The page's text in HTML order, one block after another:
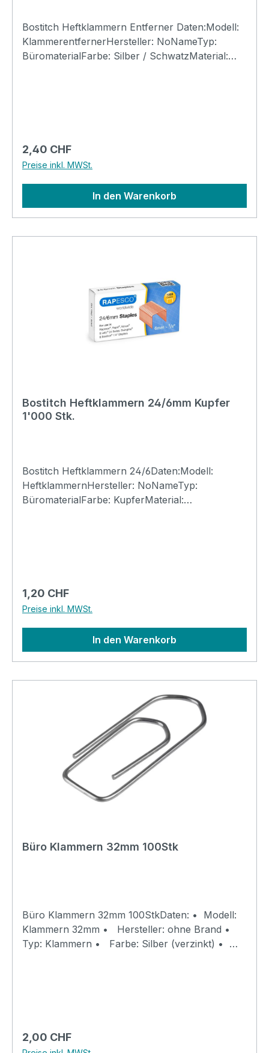
Bostitch Heftklammern Entferner Daten:Modell:
KlammerentfernerHersteller: NoNameTyp:
BüromaterialFarbe: Silber / SchwatzMaterial:
Regulärer Preis:
2,40 CHF
Preise inkl. MWSt.
In den Warenkorb
Bostitch Heftklammern 24/6mm Kupfer
1'000 Stk.
Bostitch Heftklammern 24/6Daten:Modell:
HeftklammernHersteller: NoNameTyp:
BüromaterialFarbe: KupferMaterial:
Regulärer Preis:
1,20 CHF
Preise inkl. MWSt.
In den Warenkorb
Büro Klammern 32mm 100Stk
Büro Klammern 32mm 100StkDaten: • Modell:
Klammern 32mm • Hersteller: ohne Brand •
Typ: Klammern • Farbe: Silber (verzinkt) •
Regulärer Preis:
2,00 CHF